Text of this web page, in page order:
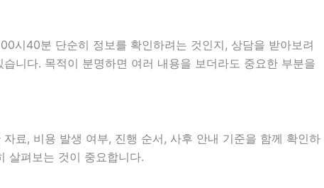
시40분 단순히 정보를 확인하려는 것인지, 상담을 받아보려
니다. 목적이 분명하면 여러 내용을 보더라도 중요한 부분을
료, 비용 발생 여부, 진행 순서, 사후 안내 기준을 함께 확인하
살펴보는 것이 중요합니다.